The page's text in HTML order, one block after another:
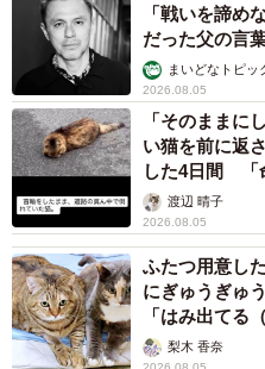
「戦いを諦
だった父の言
まいどなトピッ
2026.08.05
「そのままに
い猫を前に返
した4日間 「
体代表の訴え
渡辺 晴子
2026.08.05
ふたつ用意し
にぎゅうぎゅ
「はみ出てる
梨木 香奈